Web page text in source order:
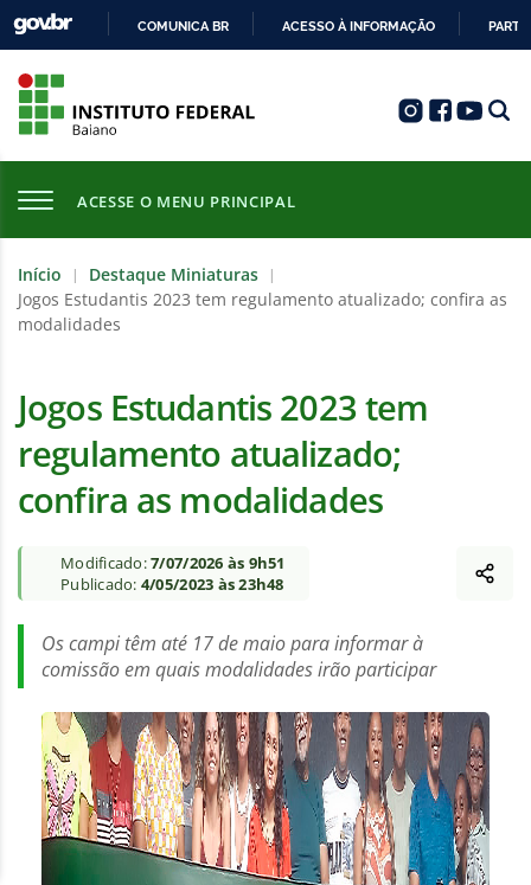
COMUNICA BR ACESSO À INFORMAÇÃO
ACESSE O MENU PRINCIPAL
Início | Destaque Miniaturas |
Jogos Estudantis 2023 tem regulamento atualizado; confira as
modalidades
Jogos Estudantis 2023 tem
regulamento atualizado;
confira as modalidades
Modificado:7/07/2026 às 9h51
Publicado: 4/05/2023 às 23h48
Os campi têm até 17 de maio para informar à
comissão em quais modalidades irão participar